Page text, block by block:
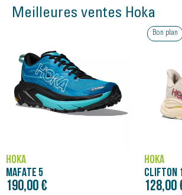
Meilleures ventes Hoka
HOKA
MAFATE 5
190,00 €
Bon plan
HOKA
CLIFTON
128,00